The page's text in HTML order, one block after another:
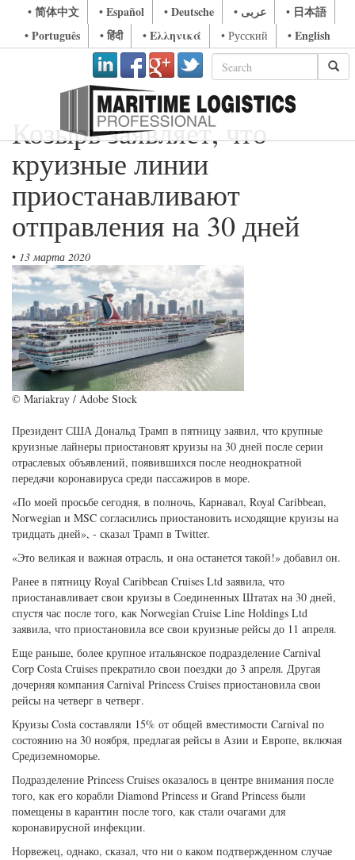
• 简体中文 • Español • Deutsche • عربى
• 日本語
• Português
• हिंदी • Ελληνικά • Русский • English
Козырь заявляет, что
круизные линии
приостанавливают
отправления на 30 дней
• 13 марта 2020
© Mariakray / Adobe Stock
Президент США Дональд Трамп в пятницу заявил, что крупные
круизные лайнеры приостановят круизы на 30 дней после серии
отраслевых объявлений, появившихся после неоднократной
передачи коронавируса среди пассажиров в море.
«По моей просьбе сегодня, в полночь, Карнавал, Royal Caribbean,
Norwegian и MSC согласились приостановить исходящие круизы на
тридцать дней», - сказал Трамп в Twitter.
«Это великая и важная отрасль, и она останется такой!» добавил он.
Ранее в пятницу Royal Caribbean Cruises Ltd заявила, что
приостанавливает свои круизы в Соединенных Штатах на 30 дней,
спустя час после того, как Norwegian Cruise Line Holdings Ltd
заявила, что приостановила все свои круизные рейсы до 11 апреля.
Еще раньше, более крупное итальянское подразделение Carnival
Corp Costa Cruises прекратило свои поездки до 3 апреля. Другая
дочерняя компания Carnival Princess Cruises приостановила свои
рейсы на четверг в четверг.
Круизы Costa составляли 15% от общей вместимости Carnival по
состоянию на 30 ноября, предлагая рейсы в Азии и Европе, включая
Средиземноморье.
Подразделение Princess Cruises оказалось в центре внимания после
того, как его корабли Diamond Princess и Grand Princess были
помещены в карантин после того, как стали очагами для
коронавирусной инфекции.
Норвежец, однако, сказал, что ни о каком подтвержденном случае